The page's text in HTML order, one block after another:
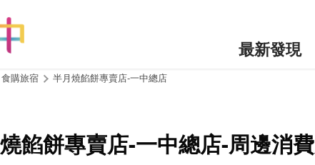
最新發現
食購旅宿 半月燒餡餅專賣店-一中總店
餡餅專賣店-一中總店-周邊消